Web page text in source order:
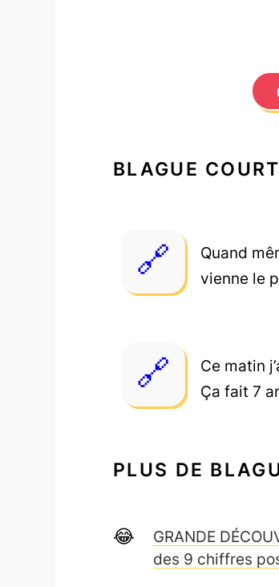
BLAGUE
Quand
vienne le
Ce matin
Ça fait 7
PLUS DE
GRANDE
des 9 chiffres